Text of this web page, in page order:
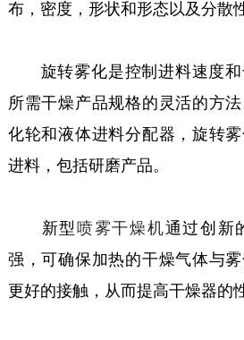
布，密度，形状和形态以及分散
旋转雾化是控制进料速度和
所需干燥产品规格的灵活的方
化轮和液体进料分配器，旋转
进料，包括研磨产品。
新型喷雾干燥机通过创新
强，可确保加热的干燥气体与
更好的接触，从而提高干燥器的